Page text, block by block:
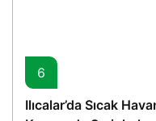
6
Ilıcalar’da Sıcak